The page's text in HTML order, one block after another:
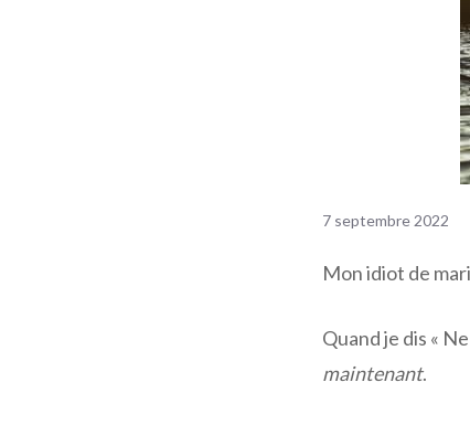
7 septembre 2022
Mon idiot de
Quand je dis «
maintenant.